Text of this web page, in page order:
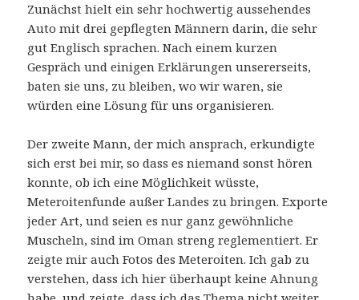
Zunächst hielt ein sehr hochwertig aussehendes
Auto mit drei gepflegten Männern darin, die sehr
gut Englisch sprachen. Nach einem kurzen
Gespräch und einigen Erklärungen unsererseits,
baten sie uns, zu bleiben, wo wir waren, sie
würden eine Lösung für uns organisieren.
Der zweite Mann, der mich ansprach, erkundigte
sich erst bei mir, so dass es niemand sonst hören
konnte, ob ich eine Möglichkeit wüsste,
Meteroitenfunde außer Landes zu bringen. Exporte
jeder Art, und seien es nur ganz gewöhnliche
Muscheln, sind im Oman streng reglementiert. Er
zeigte mir auch Fotos des Meteroiten. Ich gab zu
verstehen, dass ich hier überhaupt keine Ahnung